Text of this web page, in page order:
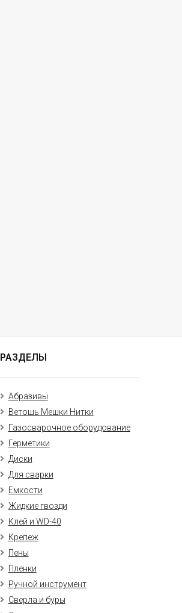
РАЗДЕЛЫ
Абразивы
Ветошь Мешки Нитки
Газосварочное оборудование
Герметики
Диски
Для сварки
Емкости
Жидкие гвозди
Клей и WD-40
Крепеж
Пены
Пленки
Ручной инструмент
Сверла и буры